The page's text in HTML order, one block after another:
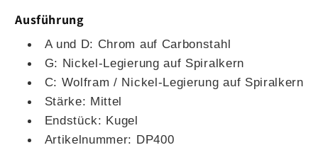
Ausführung
A und D: Chrom auf Carbonstahl
G: Nickel-Legierung auf Spiralkern
C: Wolfram / Nickel-Legierung auf Spiralkern
Stärke: Mittel
Endstück: Kugel
Artikelnummer: DP400